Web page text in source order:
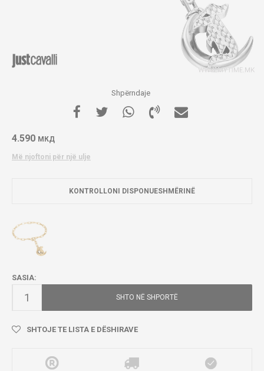
Shpërndaje
4.590 МКД
Më njoftoni për një ulje
KONTROLLONI DISPONUESHMËRINË
SASIA:
SHTO NË SHPORTË
SHTOJE TE LISTA E DËSHIRAVE